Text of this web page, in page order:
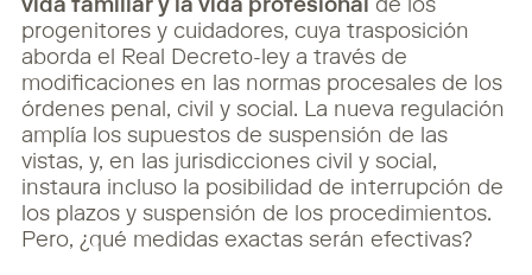
vida familiar y la vida profesional de los
progenitores y cuidadores, cuya trasposición
aborda el Real Decreto-ley a través de
modificaciones en las normas procesales de los
órdenes penal, civil y social. La nueva regulación
amplía los supuestos de suspensión de las
vistas, y, en las jurisdicciones civil y social,
instaura incluso la posibilidad de interrupción de
los plazos y suspensión de los procedimientos.
Pero, ¿qué medidas exactas serán efectivas?